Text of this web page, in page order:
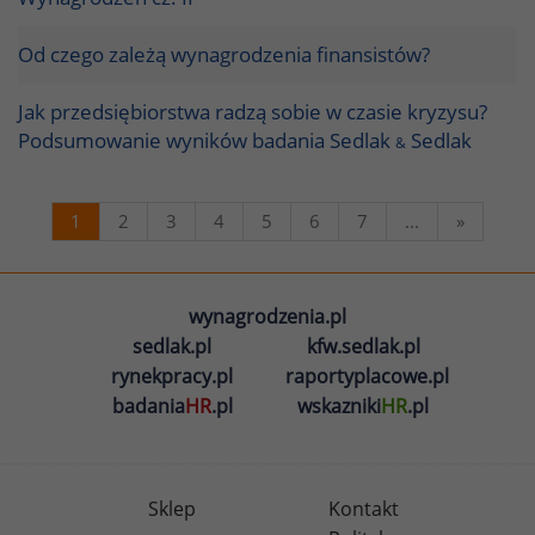
Od czego zależą wynagrodzenia finansistów?
Jak przedsiębiorstwa radzą sobie w czasie kryzysu?
Podsumowanie wyników badania Sedlak & Sedlak
1 2 3 4 5 6 7 ... »
wynagrodzenia.pl
sedlak.pl
kfw.sedlak.pl
rynekpracy.pl
raportyplacowe.pl
badaniaHR.pl wskaznikiHR.pl
Sklep
Kontakt